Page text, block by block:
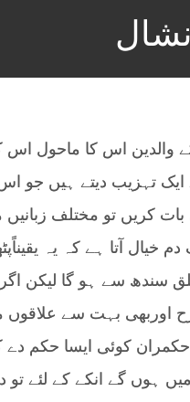
کے نظر انداز متاثرین
کے ساتھ سپردِ خاک
والدین اس کا ماحول اس
تہزیب دیتے ہیں جو اس
کریں تو مختلف
دم خیال آتا ہے کہ یہ
سندھ سے ہو گا لیکن
بہت سے علاقوں
کوئی ایسا حکم دے
ہوں گے انکے کے لئے